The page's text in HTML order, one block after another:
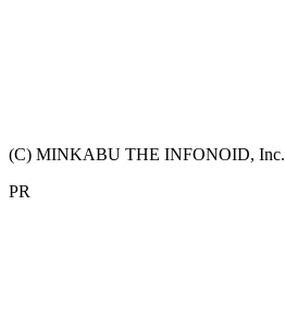
(C) MINKABU THE INFONOID, Inc.
PR